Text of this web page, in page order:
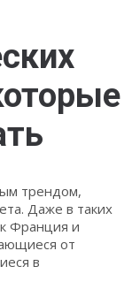
трендом,
Даже в таких
Франция и
от
в